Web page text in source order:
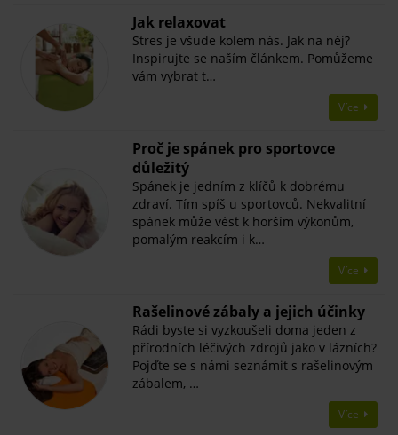
Jak relaxovat
Stres je všude kolem nás. Jak na něj?
Inspirujte se naším článkem. Pomůžeme
vám vybrat t…
Více
Proč je spánek pro sportovce
důležitý
Spánek je jedním z klíčů k dobrému
zdraví. Tím spíš u sportovců. Nekvalitní
spánek může vést k horším výkonům,
pomalým reakcím i k…
Více
Rašelinové zábaly a jejich účinky
Rádi byste si vyzkoušeli doma jeden z
přírodních léčivých zdrojů jako v lázních?
Pojďte se s námi seznámit s rašelinovým
zábalem, …
Více